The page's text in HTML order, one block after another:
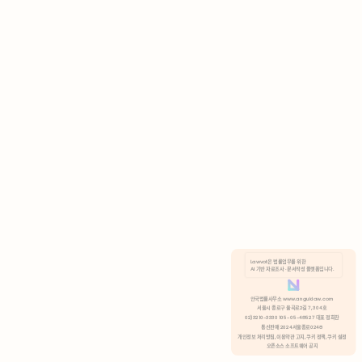
분석 쿠키 허용
Lawvot은 법률업무를 위한
AI 기반 자료조사 · 문서작성 플랫폼입니다.
안국법률사무소 www.anguklaw.com
서울시 종로구 율곡로2길 7, 304호
02)3210-3330 105-05-48527 대표 정희찬
통신판매 2024서울종로0248
개인정보 처리방침, 이용약관 고지, 쿠키 정책, 쿠키 설정
오픈소스 소프트웨어 공지